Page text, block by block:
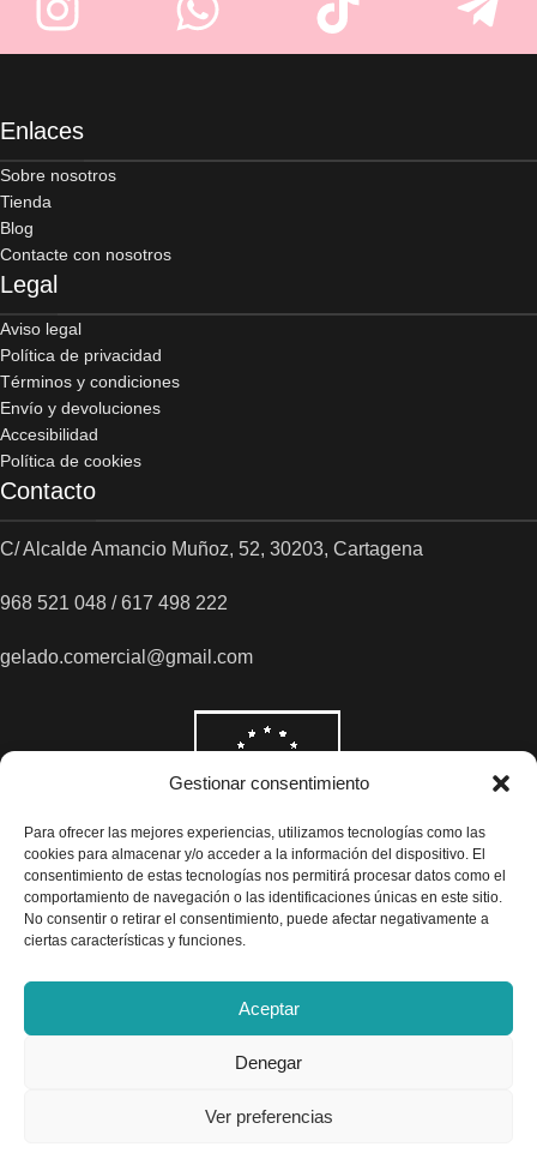
Gestionar consentimiento
Para ofrecer las mejores experiencias, utilizamos tecnologías como las
cookies para almacenar y/o acceder a la información del dispositivo. El
consentimiento de estas tecnologías nos permitirá procesar datos como el
comportamiento de navegación o las identificaciones únicas en este sitio.
No consentir o retirar el consentimiento, puede afectar negativamente a
ciertas características y funciones.
Aceptar
Denegar
Ver preferencias
Enlaces
Sobre nosotros
Tienda
Blog
Contacte con nosotros
Legal
Aviso legal
Política de privacidad
Términos y condiciones
Envío y devoluciones
Accesibilidad
Política de cookies
Contacto
C/ Alcalde Amancio Muñoz, 52, 30203, Cartagena
968 521 048 / 617 498 222
gelado.comercial@gmail.com